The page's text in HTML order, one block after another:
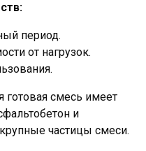
период.
от нагрузок.
готовая смесь имеет
и
частицы смеси.